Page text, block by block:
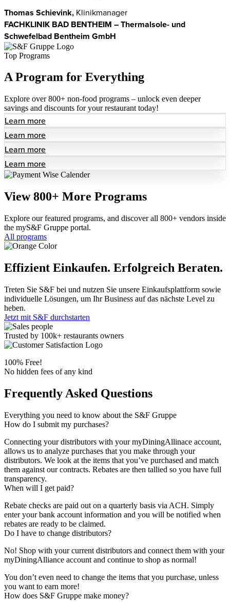
Thomas Schievink, Klinikmanager
FACHKLINIK BAD BENTHEIM – Thermalsole- und
Schwefelbad Bentheim GmbH
Top Programs
A Program for Everything
Explore over 800+ non-food programs – unlock even deeper
savings and discounts for your restaurant today!
Learn more
Learn more
Learn more
Learn more
View 800+ More Programs
Explore our featured programs, and discover all 800+ vendors inside
the myS&F Gruppe portal.
All programs
Effizient Einkaufen. Erfolgreich Beraten.
Treten Sie S&F bei und nutzen Sie unsere Einkaufsplattform sowie
individuelle Lösungen, um Ihr Business auf das nächste Level zu
heben.
Jetzt mit S&F durchstarten
Trusted by 100k+ restaurants owners
100% Free!
No hidden fees of any kind
Frequently Asked Questions
Everything you need to know about the S&F Gruppe
How do I submit my purchases?
Connecting your distributors with your myDiningAllinace account,
allows us to analyze purchases that you make through your
distributors. We look at the items that you’ve purchased and match
them against our contracts. Rebates are then tallied so you have full
transparency.
When will I get paid?
Rebate checks are paid out on a quarterly basis via ACH. Simply
enter your bank account information and you will be notified when
rebates are ready to be claimed.
Do I have to change distributors?
No! Shop with your current distributors and connect them with your
myDiningAlliance account and continue to shop as normal!
You don’t even need to change the items that you purchase, unless
you want to earn more!
How does S&F Gruppe make money?